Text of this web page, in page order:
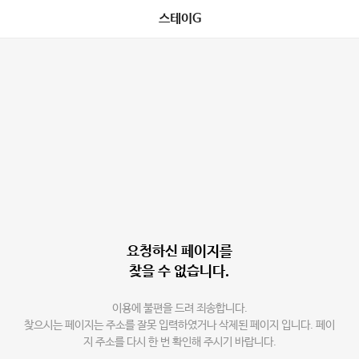
스테이G
요청하신 페이지를
찾을 수 없습니다.
이용에 불편을 드려 죄송합니다.
찾으시는 페이지는 주소를 잘못 입력하였거나 삭제된 페이지 입니다. 페이
지 주소를 다시 한 번 확인해 주시기 바랍니다.